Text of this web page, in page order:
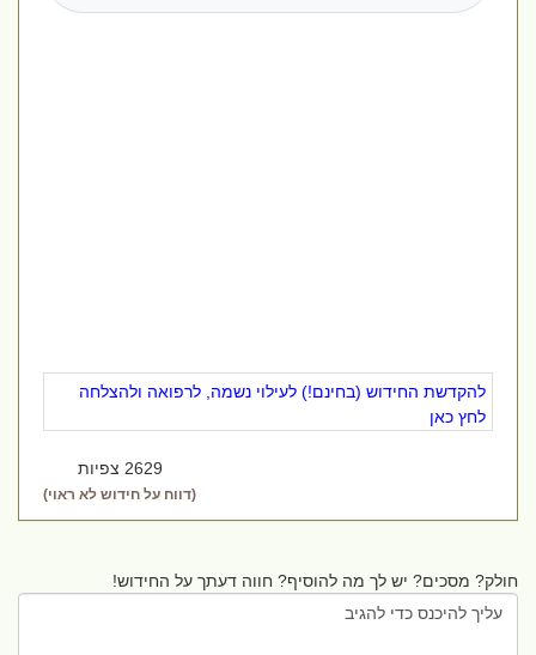
להקדשת החידוש (בחינם!) לעילוי נשמה, לרפואה ולהצלחה
לחץ כאן
2629 צפיות
(דווח על חידוש לא ראוי)
חולק? מסכים? יש לך מה להוסיף? חווה דעתך על החידוש!